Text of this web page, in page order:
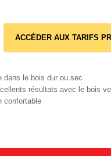
ACCÉDER AUX TARIFS
dans le bois dur ou sec
résultats avec le bois
confortable